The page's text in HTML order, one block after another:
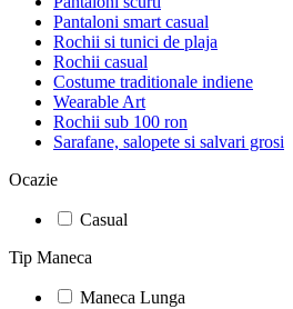
Pantaloni smart casual
Rochii si tunici de plaja
Rochii casual
Costume traditionale indiene
Wearable Art
Rochii sub 100 ron
Sarafane, salopete si salvari grosi
Ocazie
Casual
Tip Maneca
Maneca Lunga